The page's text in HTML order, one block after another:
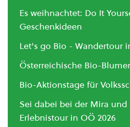
Es weihnachtet: Do It
Geschenkideen
Let's go Bio - Wandertour
Österreichische Bio-
Bio-Aktionstage für
Sei dabei bei der Mira
Erlebnistour in OÖ 2026